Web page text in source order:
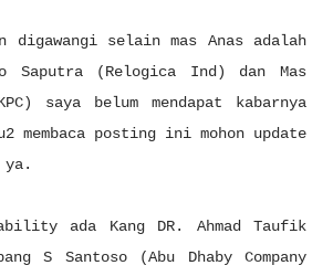
digawangi selain mas Anas adalah
Saputra (Relogica Ind) dan Mas
saya belum mendapat kabarnya
membaca posting ini mohon update
ya.
ada Kang DR. Ahmad Taufik
S Santoso (Abu Dhaby Company